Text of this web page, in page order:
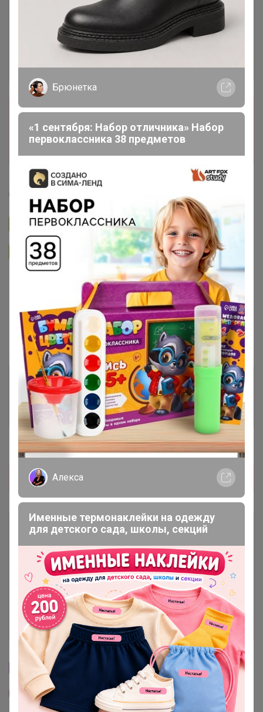
Сбор заказов в данной закупке
завершен
Перейти к текущей закупке
Подписаться на закупку 893
Подписаться на организатора 1.7K
Собрано
100 %
Ожидание ~ 5 дней
Комментарии к лотам 3.7K
Отзывы участников 12K
Новости
Прямая оплата!
Описание
Условия участия
Ключевые даты
История проведённых выкупов
Cтраничка организатора
Другие СП организатора Артемида
Брюнетка
«1 сентября: Набор отличника» Набор
первоклассника 38 предметов
Алекса
Именные термонаклейки на одежду
для детского сада, школы, секций